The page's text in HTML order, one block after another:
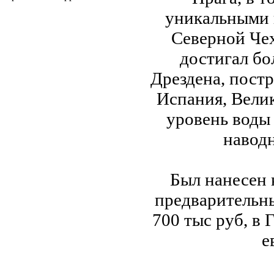
уникальными
Северной
достигал
Дрездена,
Испания,
уровень воды
Был нанесен
700 тыс руб, в